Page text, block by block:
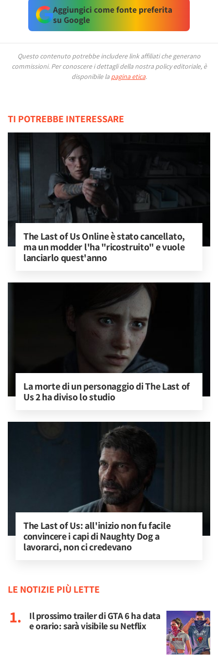
Aggiungici come fonte preferita
su Google
Questo contenuto potrebbe includere link affiliati che generano
commissioni. Per conoscere i dettagli della nostra policy editoriale, è
disponibile la pagina etica.
TI POTREBBE INTERESSARE
The Last of Us Online è stato cancellato,
ma un modder l'ha "ricostruito" e vuole
lanciarlo quest'anno
La morte di un personaggio di The Last of
Us 2 ha diviso lo studio
The Last of Us: all'inizio non fu facile
convincere i capi di Naughty Dog a
lavorarci, non ci credevano
LE NOTIZIE PIÙ LETTE
Il prossimo trailer di GTA 6 ha data
e orario: sarà visibile su Netflix